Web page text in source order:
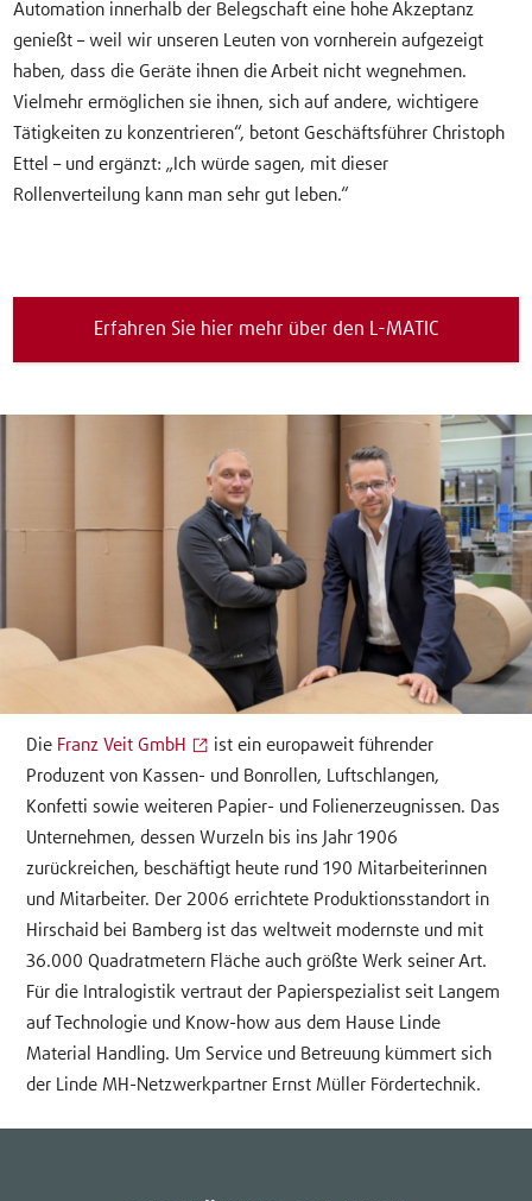
Automation innerhalb der Belegschaft eine hohe Akzeptanz
genießt – weil wir unseren Leuten von vornherein aufgezeigt
haben, dass die Geräte ihnen die Arbeit nicht wegnehmen.
Vielmehr ermöglichen sie ihnen, sich auf andere, wichtigere
Tätigkeiten zu konzentrieren“, betont Geschäftsführer Christoph
Ettel – und ergänzt: „Ich würde sagen, mit dieser
Rollenverteilung kann man sehr gut leben.“
Erfahren Sie hier mehr über den L-MATIC
Die Franz Veit GmbH
ist ein europaweit führender
Produzent von Kassen- und Bonrollen, Luftschlangen,
Konfetti sowie weiteren Papier- und Folienerzeugnissen. Das
Unternehmen, dessen Wurzeln bis ins Jahr 1906
zurückreichen, beschäftigt heute rund 190 Mitarbeiterinnen
und Mitarbeiter. Der 2006 errichtete Produktionsstandort in
Hirschaid bei Bamberg ist das weltweit modernste und mit
36.000 Quadratmetern Fläche auch größte Werk seiner Art.
Für die Intralogistik vertraut der Papierspezialist seit Langem
auf Technologie und Know-how aus dem Hause Linde
Material Handling. Um Service und Betreuung kümmert sich
der Linde MH-Netzwerkpartner Ernst Müller Fördertechnik.